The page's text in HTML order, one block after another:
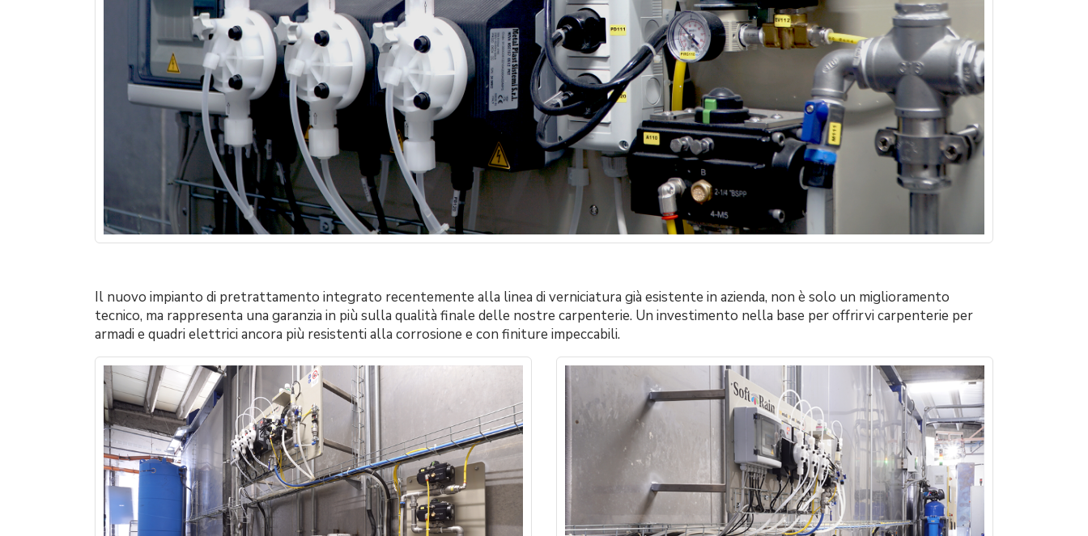
Il nuovo impianto di pretrattamento integrato recentemente alla linea di verniciatura già esistente in azienda, non è solo un miglioramento
tecnico, ma rappresenta una garanzia in più sulla qualità finale delle nostre carpenterie. Un investimento nella base per offrirvi carpenterie per
armadi e quadri elettrici ancora più resistenti alla corrosione e con finiture impeccabili.